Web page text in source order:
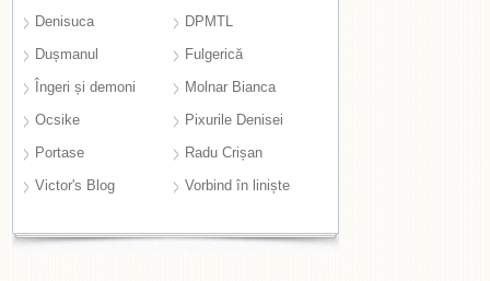
Denisuca
DPMTL
Dușmanul
Fulgerică
Îngeri și demoni
Molnar Bianca
Ocsike
Pixurile Denisei
Portase
Radu Crișan
Victor's Blog
Vorbind în liniște